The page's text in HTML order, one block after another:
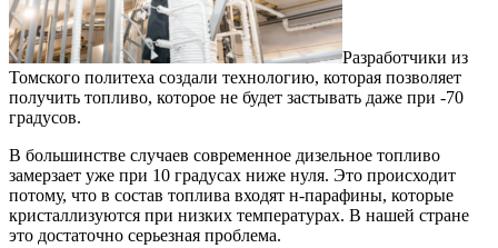
Разработчики из
Томского политеха создали технологию, которая позволяет
получить топливо, которое не будет застывать даже при -70
градусов.
В большинстве случаев современное дизельное топливо
замерзает уже при 10 градусах ниже нуля. Это происходит
потому, что в состав топлива входят н-парафины, которые
кристаллизуются при низких температурах. В нашей стране
это достаточно серьезная проблема.